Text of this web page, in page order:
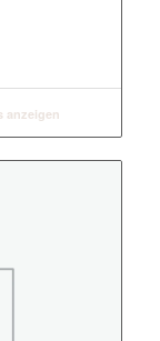
anzeigen